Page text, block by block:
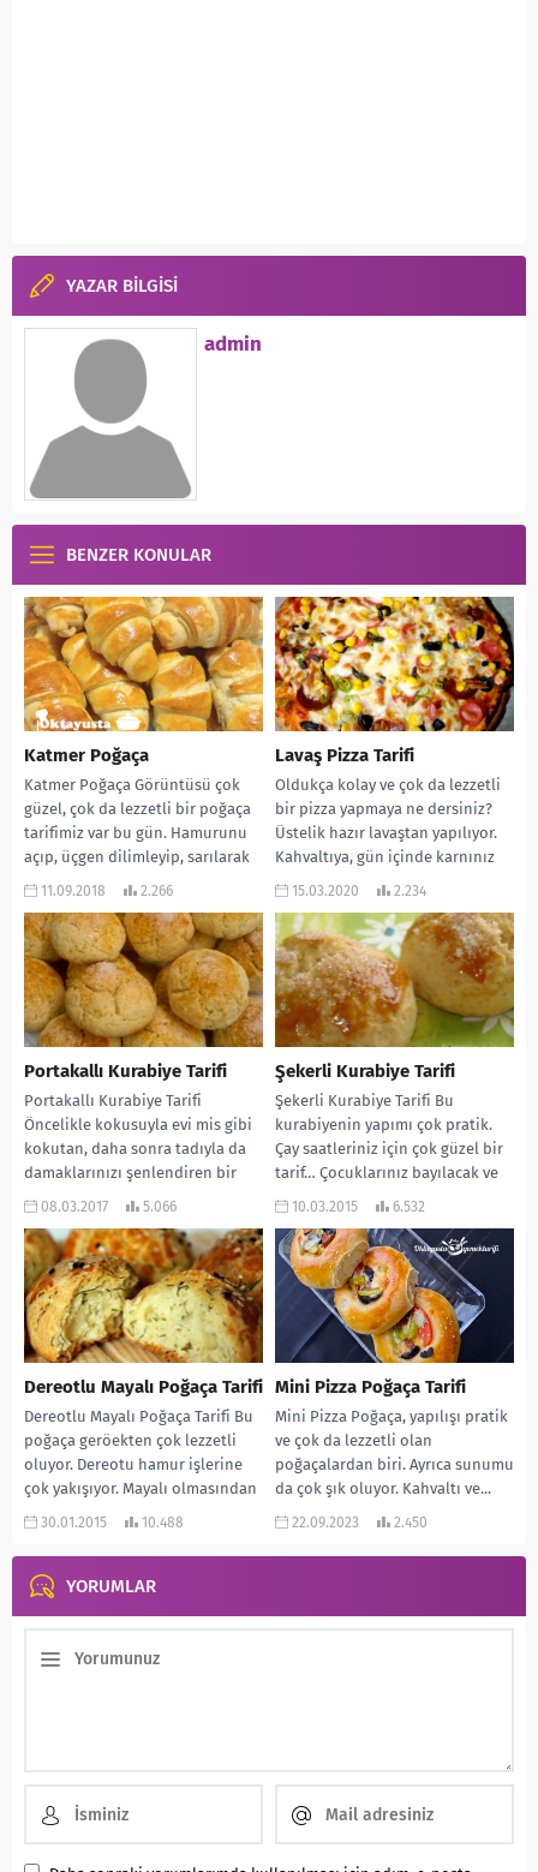
YAZAR BİLGİSİ
admin
BENZER KONULAR
Katmer Poğaça
Katmer Poğaça Görüntüsü çok
güzel, çok da lezzetli bir poğaça
tarifimiz var bu gün. Hamurunu
açıp, üçgen dilimleyip, sarılarak
kapandığı...
11.09.2018 2.266
Lavaş Pizza Tarifi
Oldukça kolay ve çok da lezzetli
bir pizza yapmaya ne dersiniz?
Üstelik hazır lavaştan yapılıyor.
Kahvaltıya, gün içinde karnınız
acıktığınızda...
15.03.2020 2.234
Portakallı Kurabiye Tarifi
Portakallı Kurabiye Tarifi
Öncelikle kokusuyla evi mis gibi
kokutan, daha sonra tadıyla da
damaklarınızı şenlendiren bir
kurabiye tarifi var sırada…...
08.03.2017 5.066
Şekerli Kurabiye Tarifi
Şekerli Kurabiye Tarifi Bu
kurabiyenin yapımı çok pratik.
Çay saatleriniz için çok güzel bir
tarif… Çocuklarınız bayılacak ve
hep isteyecekler…...
10.03.2015 6.532
Dereotlu Mayalı Poğaça Tarifi
Dereotlu Mayalı Poğaça Tarifi Bu
poğaça geröekten çok lezzetli
oluyor. Dereotu hamur işlerine
çok yakışıyor. Mayalı olmasından
dolayı da yumuşacık...
30.01.2015 10.488
Mini Pizza Poğaça Tarifi
Mini Pizza Poğaça, yapılışı pratik
ve çok da lezzetli olan
poğaçalardan biri. Ayrıca sunumu
da çok şık oluyor. Kahvaltı ve...
22.09.2023 2.450
YORUMLAR